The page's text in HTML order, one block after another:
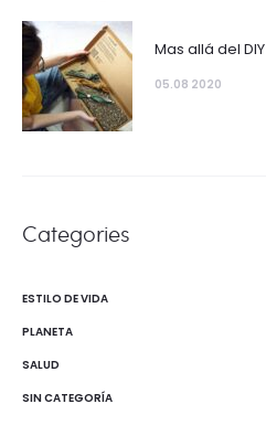
Mas allá del DIY
05.08 2020
Categories
ESTILO DE VIDA
PLANETA
SALUD
SIN CATEGORÍA